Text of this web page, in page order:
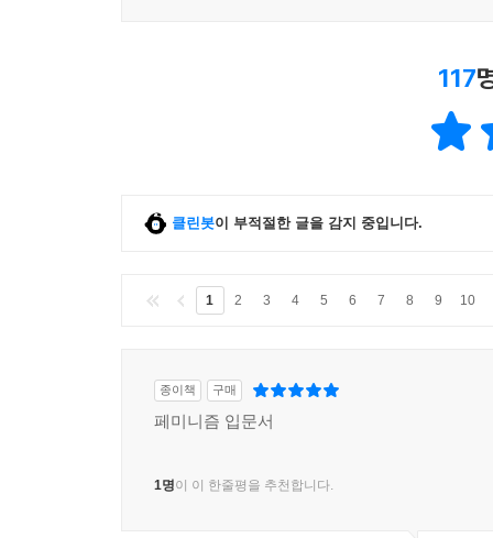
117
클린봇이 부적절한 글을 감지 중입니다.
1 2 3 4 5 6 7 8 9 10
종이책 구매
페미니즘 입문서
1명이 이 한줄평을 추천합니다.